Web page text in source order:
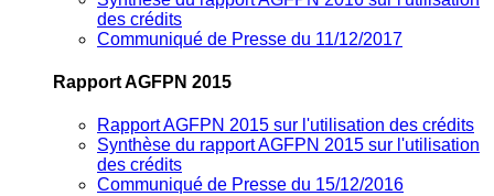
des crédits
Communiqué de Presse du 11/12/2017
Rapport AGFPN 2015
Rapport AGFPN 2015 sur l'utilisation des crédits
Synthèse du rapport AGFPN 2015 sur l'utilisation
des crédits
Communiqué de Presse du 15/12/2016